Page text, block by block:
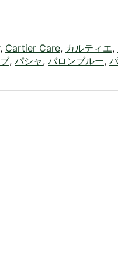
, Cartier Care, カルティエ,
, パシャ, バロンブルー,